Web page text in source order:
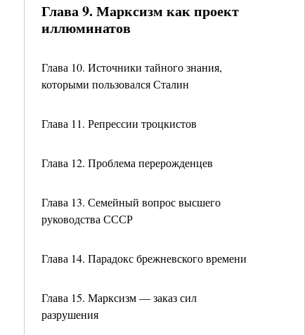
Глава 9. Марксизм как проект
иллюминатов
Глава 10. Источники тайного знания,
которыми пользовался Сталин
Глава 11. Репрессии троцкистов
Глава 12. Проблема перерожденцев
Глава 13. Семейный вопрос высшего
руководства СССР
Глава 14. Парадокс брежневского времени
Глава 15. Марксизм — заказ сил
разрушения